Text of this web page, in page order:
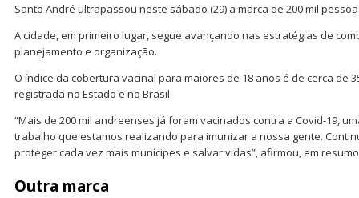
Santo André ultrapassou neste sábado (29) a marca de 200 mil
A cidade, em primeiro lugar, segue avançando nas estratégias de
planejamento e organização.
O índice da cobertura vacinal para maiores de 18 anos é de cerca de
registrada no Estado e no Brasil.
“Mais de 200 mil andreenses já foram vacinados contra a Covid-19,
trabalho que estamos realizando para imunizar a nossa gente.
proteger cada vez mais munícipes e salvar vidas”, afirmou, em
Outra marca